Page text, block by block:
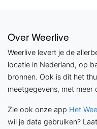
Over Weerlive
Weerlive levert je de
locatie in Nederland, op
bronnen. Ook is dit het
meetgegevens, met meer
Zie ook onze app Het
wil je data gebruiken?